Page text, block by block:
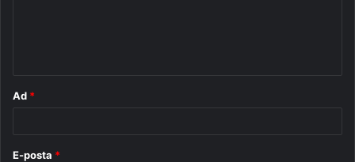
Ad *
E-posta *